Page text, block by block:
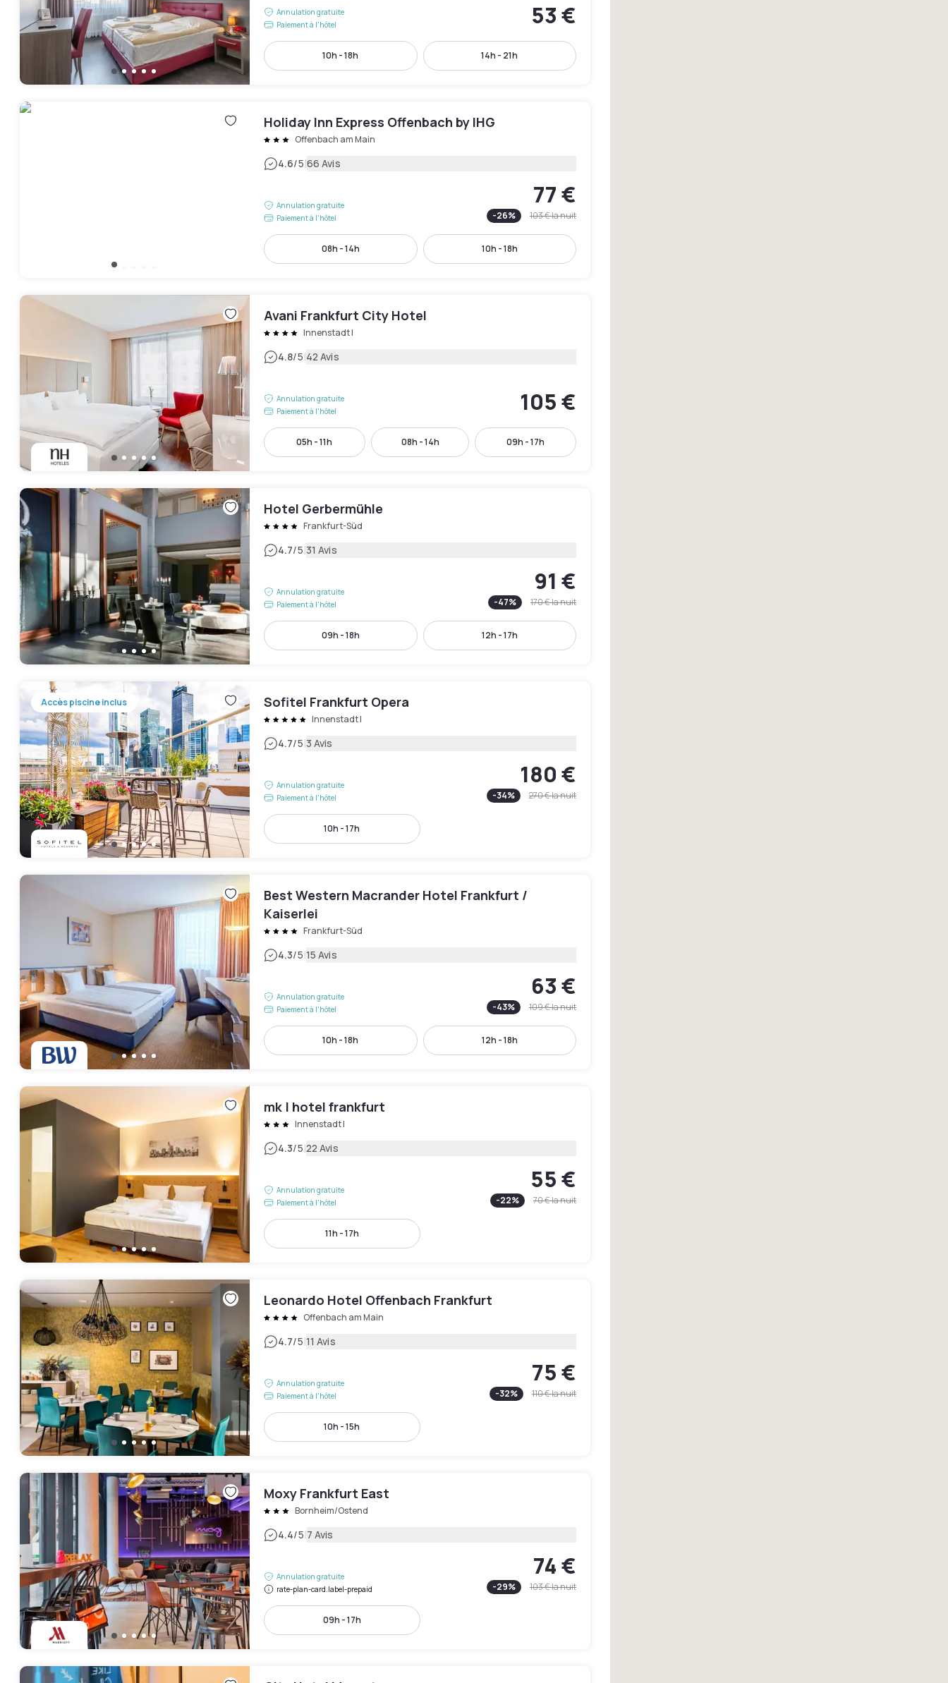
Annulation gratuite
Paiement à l'hôtel
53 €
10h - 18h 14h - 21h
Holiday Inn Express Offenbach by IHG
Offenbach am Main
4.6/5|66 Avis
Annulation gratuite
Paiement à l'hôtel
77 €
-26% 103 €la nuit
08h - 14h 10h - 18h
Avani Frankfurt City Hotel
Innenstadt I
4.8/5|42 Avis
Annulation gratuite
Paiement à l'hôtel
105 €
05h - 11h 08h - 14h 09h - 17h
Hotel Gerbermühle
Frankfurt-Süd
4.7/5|31 Avis
Annulation gratuite
Paiement à l'hôtel
91 €
-47% 170 €la nuit
09h - 18h 12h - 17h
Accès piscine inclus Sofitel Frankfurt Opera
Innenstadt I
4.7/5|3 Avis
Annulation gratuite
Paiement à l'hôtel
180 €
-34% 270 €la nuit
10h - 17h
Best Western Macrander Hotel Frankfurt /
Kaiserlei
Frankfurt-Süd
4.3/5|15 Avis
Annulation gratuite
Paiement à l'hôtel
63 €
-43% 109 €la nuit
10h - 18h 12h - 18h
mk | hotel frankfurt
Innenstadt I
4.3/5|22 Avis
Annulation gratuite
Paiement à l'hôtel
55 €
-22% 70 €la nuit
11h - 17h
Leonardo Hotel Offenbach Frankfurt
Offenbach am Main
4.7/5|11 Avis
Annulation gratuite
Paiement à l'hôtel
75 €
-32% 110 €la nuit
10h - 15h
Moxy Frankfurt East
Bornheim/Ostend
4.4/5|7 Avis
Annulation gratuite
rate-plan-card.label-prepaid
74 €
-29% 103 €la nuit
09h - 17h